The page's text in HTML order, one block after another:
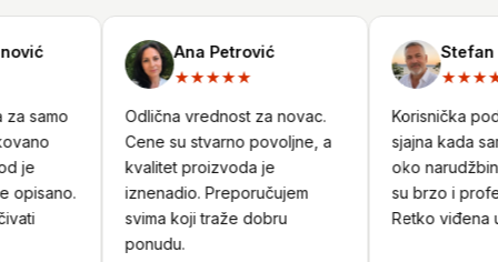
samo
je
Ana Petrović
★★★★★
Odlična vrednost za novac.
Cene su stvarno povoljne, a
kvalitet proizvoda je
iznenadio. Preporučujem
svima koji traže dobru
ponudu.
Stefan
Korisnička
sjajna kada
oko
su brzo i
Retko viđena